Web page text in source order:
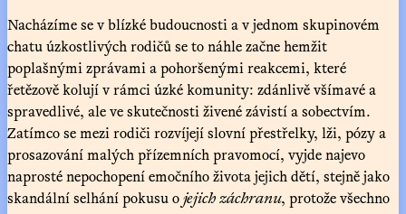
Nacházíme se v blízké budoucnosti a v jednom skupinovém
chatu úzkostlivých rodičů se to náhle začne hemžit
poplašnými zprávami a pohoršenými reakcemi, které
řetězově kolují v rámci úzké komunity: zdánlivě všímavé a
spravedlivé, ale ve skutečnosti živené závistí a sobectvím.
Zatímco se mezi rodiči rozvíjejí slovní přestřelky, lži, pózy a
prosazování malých přízemních pravomocí, vyjde najevo
naprosté nepochopení emočního života jejich dětí, stejně jako
skandální selhání pokusu ojejich záchranu, protože všechno